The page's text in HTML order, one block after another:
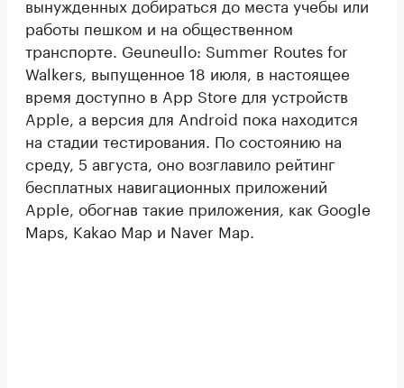
работы пешком и на общественном
транспорте. Geuneullo: Summer Routes for
Walkers, выпущенное 18 июля, в настоящее
время доступно в App Store для устройств
Apple, а версия для Android пока находится
на стадии тестирования. По состоянию на
среду, 5 августа, оно возглавило рейтинг
бесплатных навигационных приложений
Apple, обогнав такие приложения, как Google
Maps, Kakao Map и Naver Map.